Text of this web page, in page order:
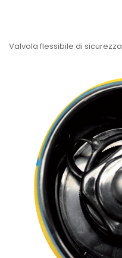
Valvola flessibile di sicurezza